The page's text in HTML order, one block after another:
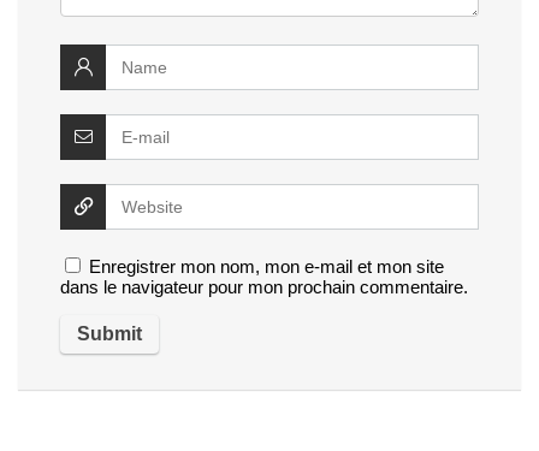
Enregistrer mon nom, mon e-mail et mon site
dans le navigateur pour mon prochain commentaire.